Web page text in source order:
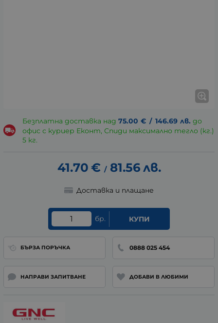
Безплатна доставка над 75.00 € / 146.69 лв. до
офис с куриер Еконт, Спиди максимално тегло (кг.)
5 кг.
41.70 € / 81.56 лв.
Доставка и плащане
бр. КУПИ
БЪРЗА ПОРЪЧКА 0888 025 454
НАПРАВИ ЗАПИТВАНЕ ДОБАВИ В ЛЮБИМИ